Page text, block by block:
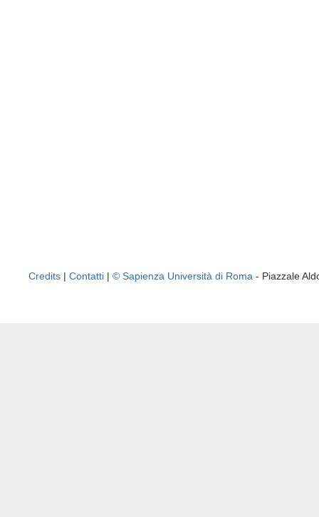
Credits | Contatti | © Sapienza Università di Roma - Piazzale